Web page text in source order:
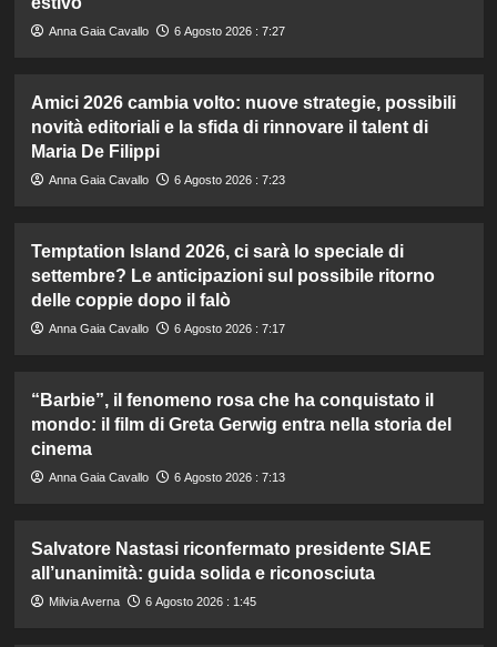
Anna Gaia Cavallo 6 Agosto 2026 : 7:27
Amici 2026 cambia volto: nuove strategie, possibili
novità editoriali e la sfida di rinnovare il talent di
Maria De Filippi
Anna Gaia Cavallo 6 Agosto 2026 : 7:23
Temptation Island 2026, ci sarà lo speciale di
settembre? Le anticipazioni sul possibile ritorno
delle coppie dopo il falò
Anna Gaia Cavallo 6 Agosto 2026 : 7:17
“Barbie”, il fenomeno rosa che ha conquistato il
mondo: il film di Greta Gerwig entra nella storia del
cinema
Anna Gaia Cavallo 6 Agosto 2026 : 7:13
Salvatore Nastasi riconfermato presidente SIAE
all’unanimità: guida solida e riconosciuta
Milvia Averna 6 Agosto 2026 : 1:45